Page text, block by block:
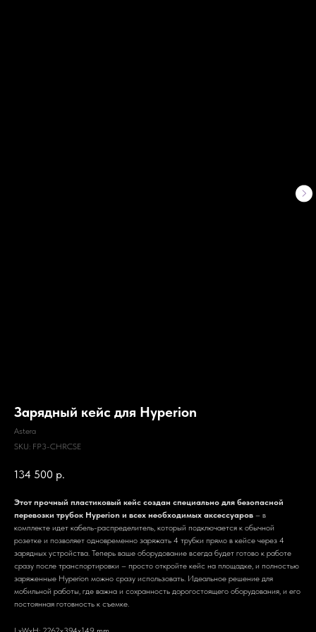
Зарядный кейс для Hyperion
Astera
SKU: FP3-CHRCSE
134 500 р.
Этот прочный пластиковый кейс создан специально для безопасной
перевозки трубок Hyperion и всех необходимых аксессуаров – в
комплекте идет кабель-распределитель, который подключается к обычной
розетке и позволяет одновременно заряжать 4 трубки прямо в кейсе через 4
зарядных устройства. Теперь ваше оборудование всегда будет готово к работе
сразу после транспортировки – просто откройте кейс на площадке, и полностью
заряженные Hyperion можно сразу использовать. Идеальное решение для
мобильной работы, где важна и сохранность дорогостоящего оборудования, и его
постоянная готовность к съемке.